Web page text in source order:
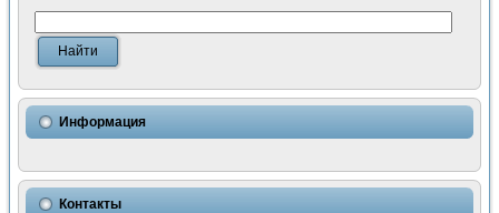
Измерение шумовых параметров операционных
Измерительный преобразователь на основе цифровой
Использование NI LabVIEW для математического
Исследовние возможности создания измерителя ВАХ
Математическое моделирование генератора сигналов -
Применение осциллографического модуля с высоким
Симуляция отклика импульсного радиолокационного
Информация
Контакты